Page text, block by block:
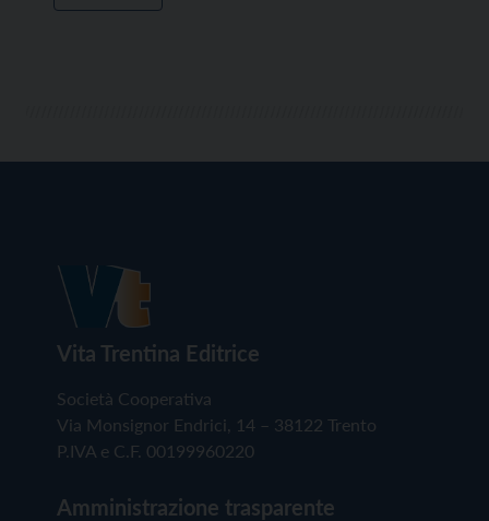
Vita Trentina Editrice
Società Cooperativa
Via Monsignor Endrici, 14 – 38122 Trento
P.IVA e C.F. 00199960220
Amministrazione trasparente